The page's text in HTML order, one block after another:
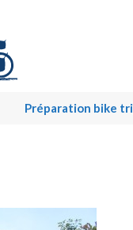
Préparation bike